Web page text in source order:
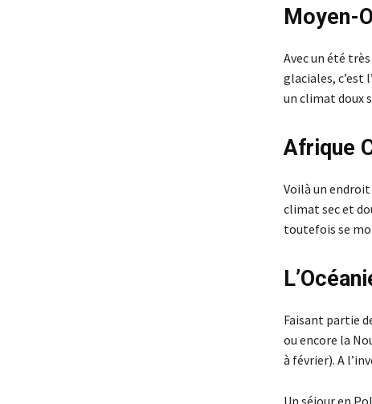
Moyen-
Avec un été
glaciales, c’est
un climat doux
Afrique
Voilà un
climat sec et
toutefois se
Faisant partie
ou encore la
à février). A